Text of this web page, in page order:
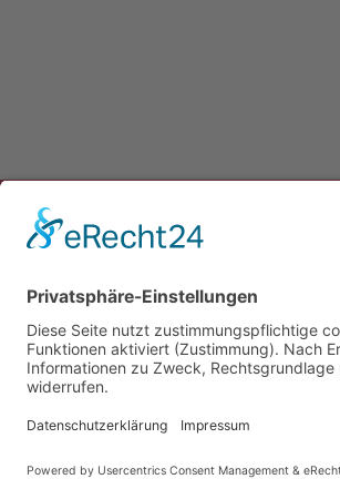
Newsletter
Anfahrt
Partner
Schutzkonzept
Allgemeine Geschäftsbedingungen
Datenschutz